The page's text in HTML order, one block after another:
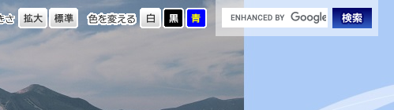
色を変える
文字の大きさ